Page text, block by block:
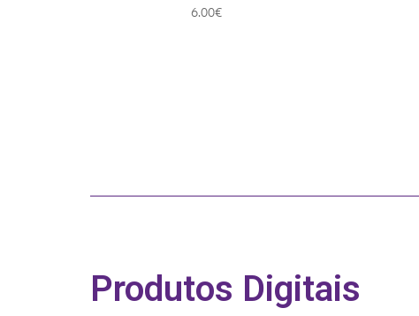
6.00€
Produtos Digitais